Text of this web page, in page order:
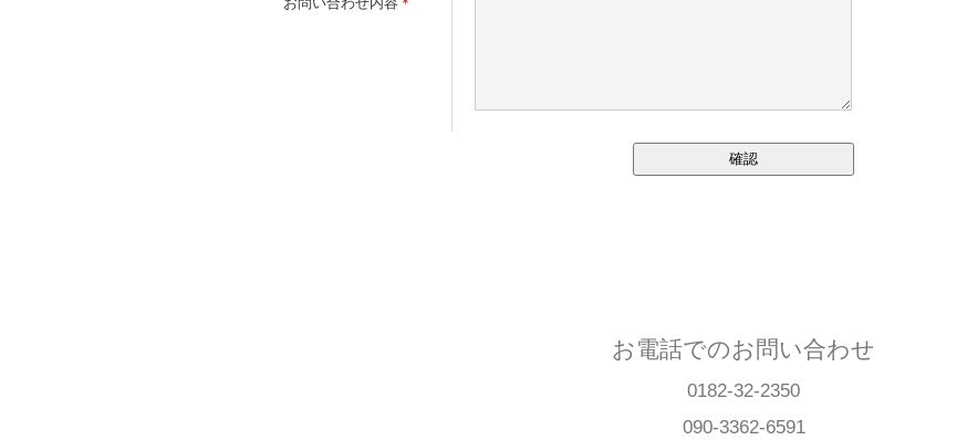
確認
お電話でのお問い合わせ
0182-32-2350
090-3362-6591